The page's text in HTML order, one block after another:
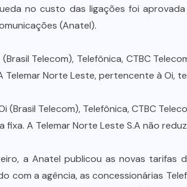
no custo das ligações foi
(Anatel).
Telecom), Telefônica, CTBC
Telemar Norte Leste, pertencente à Oi,
(Brasil Telecom), Telefônica, CTBC
fixa. A Telemar Norte Leste S.A não
a Anatel publicou as novas tarifas
com a agência, as concessionárias